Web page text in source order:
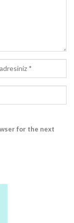
for the next